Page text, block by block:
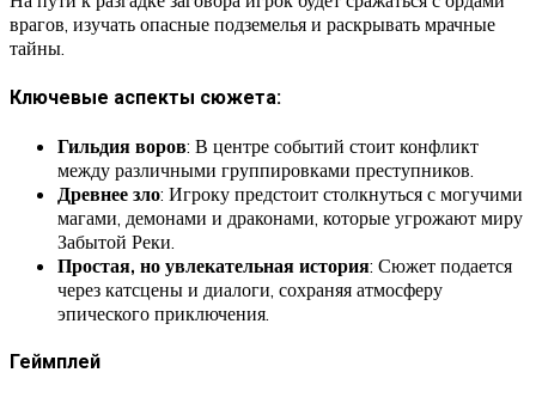
врагов, изучать опасные подземелья и раскрывать мрачные
тайны.
Ключевые аспекты сюжета:
Гильдия воров: В центре событий стоит конфликт
между различными группировками преступников.
Древнее зло: Игроку предстоит столкнуться с могучими
магами, демонами и драконами, которые угрожают миру
Забытой Реки.
Простая, но увлекательная история: Сюжет подается
через катсцены и диалоги, сохраняя атмосферу
эпического приключения.
Геймплей